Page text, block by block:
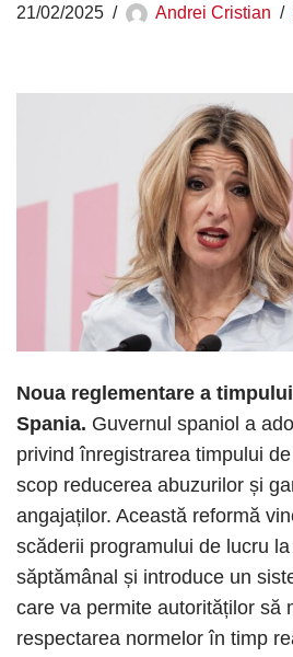
21/02/2025 Andrei Cristian
Noua reglementare a
Spania. Guvernul spaniol a
privind înregistrarea timpului
scop reducerea abuzurilor și
angajaților. Această reformă
scăderii programului de lucru
săptămânal și introduce un
care va permite autorităților să
respectarea normelor în timp